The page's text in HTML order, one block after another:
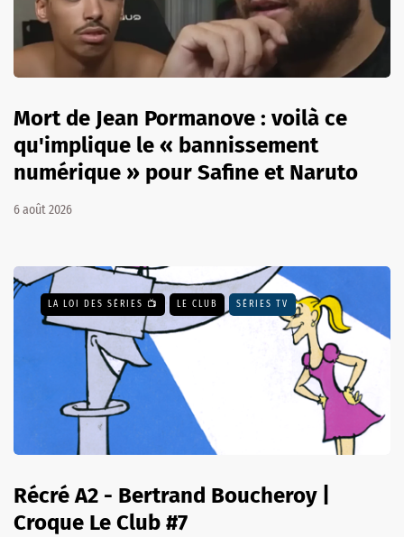
Mort de Jean Pormanove : voilà ce
qu'implique le « bannissement
numérique » pour Safine et Naruto
6 août 2026
LA LOI DES SÉRIES 📺 LE CLUB SÉRIES TV
Récré A2 - Bertrand Boucheroy |
Croque Le Club #7